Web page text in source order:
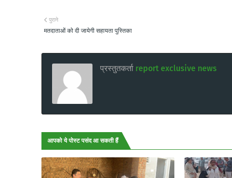
पुराने
मतदाताओं को दी जायेगी सहायता पुस्तिका
प्रस्तुतकर्ता report exclusive news
आपको ये पोस्ट पसंद आ सकती हैं